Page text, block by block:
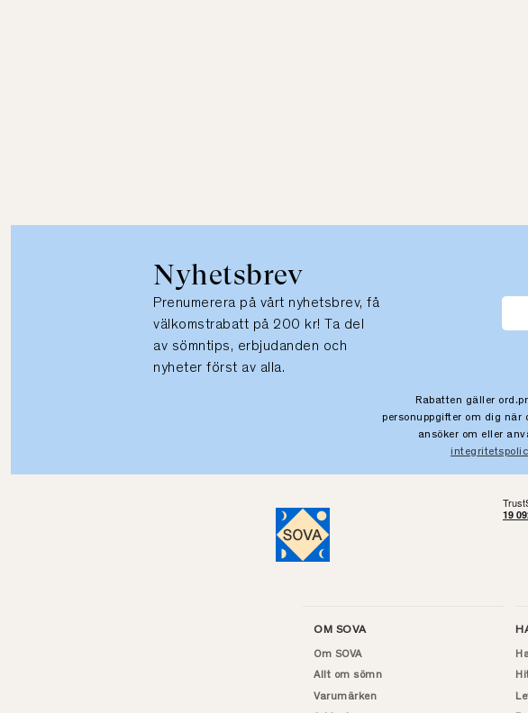
Nyhetsbrev
Prenumerera på vårt nyhetsbrev, få
välkomstrabatt på 200 kr! Ta del
av sömntips, erbjudanden och
nyheter först av alla.
Rabatten gäller
personuppgifter om dig när
ansöker om eller
OM SOVA
Om SOVA
Allt om sömn
Varumärken